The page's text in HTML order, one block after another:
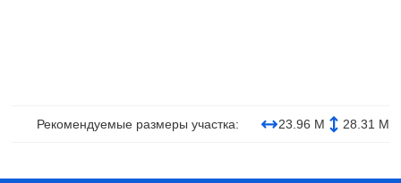
Рекомендуемые размеры участка: 23.96 М 28.31 М